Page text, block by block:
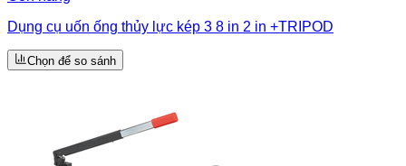
Dụng cụ uốn ống thủy lực kép 3 8 in 2 in +TRIPOD
Chọn để so sánh